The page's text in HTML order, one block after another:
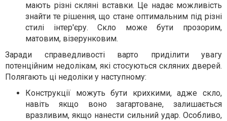
мають різні скляні вставки. Це надає можливість
знайти те рішення, що стане оптимальним під різні
стилі інтер'єру. Скло може бути прозорим,
матовим, візерунковим.
Заради справедливості варто приділити увагу
потенційним недолікам, які стосуються скляних дверей.
Полягають ці недоліки у наступному:
Конструкції можуть бути крихкими, адже скло,
навіть якщо воно загартоване, залишається
вразливим, якщо нанести сильний удар. Особливо,